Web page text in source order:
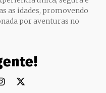
as idades, promovendo
por aventuras no